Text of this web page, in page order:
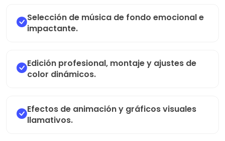
Selección de música de fondo emocional e
impactante.
Edición profesional, montaje y ajustes de
color dinámicos.
Efectos de animación y gráficos visuales
llamativos.